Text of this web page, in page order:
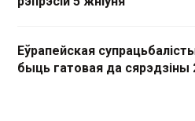
Еўрапейская
быць гатовая да сярэдзіны